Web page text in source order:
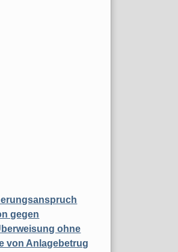
gegen
ohne
von Anlagebetrug